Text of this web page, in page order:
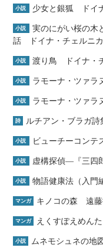
小説 少女と銀狐 ドイ
小説
実のにがい桜の木
話 ドイナ・チェルニ
小説 渡り鳥 ドイナ・
小説 ラモーナ・ツァラ
小説 ラモーナ・ツァラ
詩 ルチアン・ブラガ
小説 ビューチーコンテ
小説 虚構探偵―『三
小説 物語健康法（入門
マンガ キノコの森 遠
マンガ えくすぽえめん
小説 ムネモシュネの